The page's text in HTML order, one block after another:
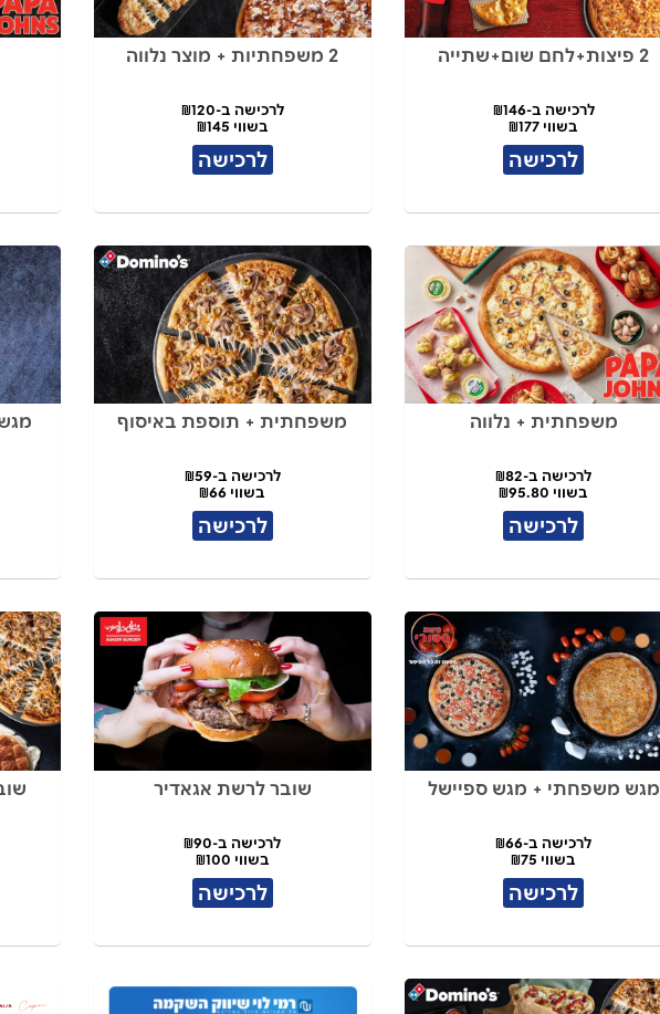
2 פיצות+לחם שום+שתייה
לרכישה ב-₪146
בשווי ₪177
לרכישה
2 משפחתיות + מוצר נלווה
לרכישה ב-₪120
בשווי ₪145
לרכישה
משפחתית + נלווה
לרכישה ב-₪82
בשווי ₪95.80
לרכישה
משפחתית + תוספת באיסוף
לרכישה ב-₪59
בשווי ₪66
לרכישה
מגש משפחתי + מגש ספיישל
לרכישה ב-₪66
בשווי ₪75
לרכישה
שובר לרשת אגאדיר
לרכישה ב-₪90
בשווי ₪100
לרכישה